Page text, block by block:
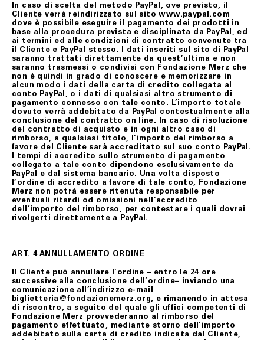
In caso di scelta del metodo PayPal, ove previsto, il
Cliente verrà reindirizzato sul sito www.paypal.com
dove è possibile eseguire il pagamento dei prodotti in
base alla procedura prevista e disciplinata da PayPal, ed
ai termini ed alle condizioni di contratto convenute tra
il Cliente e PayPal stesso. I dati inseriti sul sito di PayPal
saranno trattati direttamente da quest’ultima e non
saranno trasmessi o condivisi con Fondazione Merz che
non è quindi in grado di conoscere e memorizzare in
alcun modo i dati della carta di credito collegata al
conto PayPal, o i dati di qualsiasi altro strumento di
pagamento connesso con tale conto. L’importo totale
dovuto verrà addebitato da PayPal contestualmente alla
conclusione del contratto on line. In caso di risoluzione
del contratto di acquisto e in ogni altro caso di
rimborso, a qualsiasi titolo, l’importo del rimborso a
favore del Cliente sarà accreditato sul suo conto PayPal.
I tempi di accredito sullo strumento di pagamento
collegato a tale conto dipendono esclusivamente da
PayPal e dal sistema bancario. Una volta disposto
l’ordine di accredito a favore di tale conto, Fondazione
Merz non potrà essere ritenuta responsabile per
eventuali ritardi od omissioni nell’accredito
dell’importo del rimborso, per contestare i quali dovrai
rivolgerti direttamente a PayPal.
ART. 4 ANNULLAMENTO ORDINE
Il Cliente può annullare l’ordine – entro le 24 ore
successive alla conclusione dell’ordine– inviando una
comunicazione all’indirizzo e-mail
biglietteria@fondazionemerz.org, e rimanendo in attesa
di riscontro, a seguito del quale gli uffici competenti di
Fondazione Merz provvederanno al rimborso del
pagamento effettuato, mediante storno dell’importo
addebitato sulla carta di credito indicata dal Cliente,